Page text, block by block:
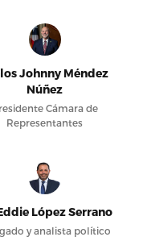
Johnny Méndez
Núñez
Cámara de
Representantes
López Serrano
y analista político